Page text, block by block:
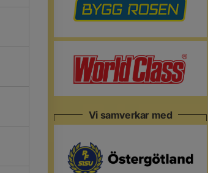
Vi samverkar med